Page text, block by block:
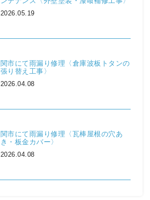
2026.05.19
関市にて雨漏り修理〈倉庫波板トタンの
張り替え工事〉
2026.04.08
関市にて雨漏り修理〈瓦棒屋根の穴あ
き・板金カバー〉
2026.04.08